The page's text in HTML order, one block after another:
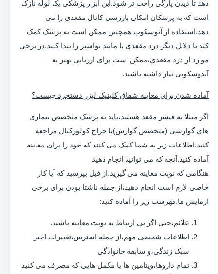
دهد تا دیدن پارگی راحت تر شود.این ابزار پزشکی یک لوله نازک
است که به پزشکان امکان بازرسی کانال مقعدی را می
دهد.استفاده از آنوسکوپ همچنین ممکن است به پزشک کمک
کند تا دلایل دیگر درد مقعدی یا مانند بواسیر را پیدا کنند.در برخی
موارد از درد مقعدی،ممکن است برای ارزیابی بهتر به
آندوسکوپی نیاز داشته باشید.
آماده شدن برای معاینه شقاق کلینیک لیزر دستجرد چیست؟
اگر مبتلا به فیشر مقعد هستید،باید به پزشک متخصص بیماری
های گوارشی (متخصص گوارش)یا جراح کولورکتال مراجعه
کنید.اطلاعات زیر به شما کمک می کنند که خود را برای معاینه
آماده کنید.آنچه که می توانید انجام دهید
هنگامی که نوبت معاینه می گیرید،از قبل بپرسید که آیا کار
خاصی لازم است انجام دهید،از جمله ناشتا بودن برای برخی
ازمایش ها.فهرست زیر را آماده کنید:
علائم،حتی اگر بی ارتباط به نوبت معاینه باشند.
اطلاعات شخصی مهم،از جمله استرس،تغییرات اخیر
سبک زندگی،و سابقه خانوادگی
تمام داروها،ویتامین ها یا مکمل هایی که مصرف می کنید